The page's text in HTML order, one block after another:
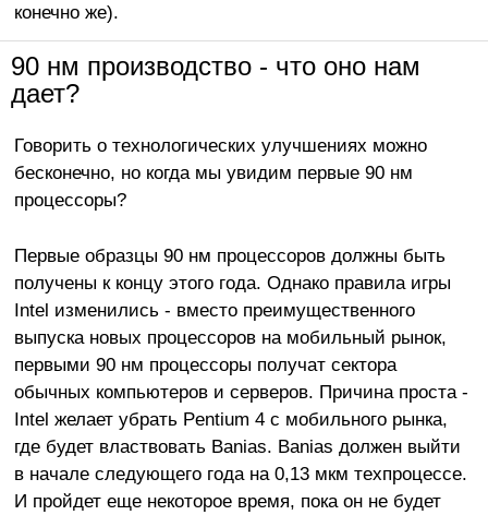
конечно же).
90 нм производство - что оно нам
дает?
Говорить о технологических улучшениях можно
бесконечно, но когда мы увидим первые 90 нм
процессоры?
Первые образцы 90 нм процессоров должны быть
получены к концу этого года. Однако правила игры
Intel изменились - вместо преимущественного
выпуска новых процессоров на мобильный рынок,
первыми 90 нм процессоры получат сектора
обычных компьютеров и серверов. Причина проста -
Intel желает убрать Pentium 4 с мобильного рынка,
где будет властвовать Banias. Banias должен выйти
в начале следующего года на 0,13 мкм техпроцессе.
И пройдет еще некоторое время, пока он не будет